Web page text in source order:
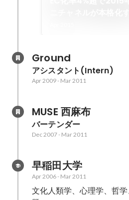
トは?
Ground
アシスタント(Intern)
Apr 2009- Mar 2011
MUSE 西麻布
バーテンダー
Dec 2007- Mar 2011
早稲田大学
Apr 2006- Mar 2011
文化人類学、心理学、哲